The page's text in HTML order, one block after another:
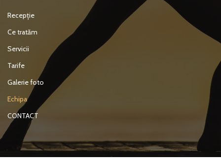
Recepție
Ce tratăm
Servicii
Tarife
Galerie foto
Echipa
CONTACT